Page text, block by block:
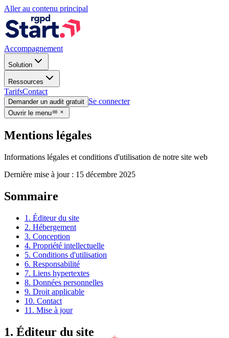
Aller au contenu principal
Accompagnement
Solution
Ressources
TarifsContact
Demander un audit gratuit Se connecter
Ouvrir le menu
Mentions légales
Informations légales et conditions d'utilisation de notre site web
Dernière mise à jour : 15 décembre 2025
Sommaire
1. Éditeur du site
2. Hébergement
3. Conception
4. Propriété intellectuelle
5. Conditions d'utilisation
6. Responsabilité
7. Liens hypertextes
8. Données personnelles
9. Droit applicable
10. Contact
11. Mise à jour
1. Éditeur du site